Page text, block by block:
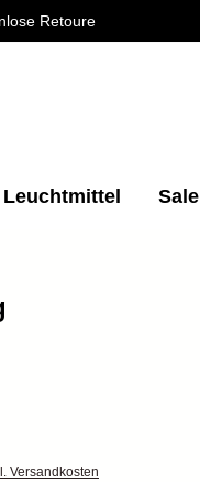
Retoure
Leuchtmittel Sale
Versandkosten